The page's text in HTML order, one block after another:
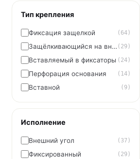
Тип крепления
Фиксация защелкой (64)
Защёлкивающийся на внешн. сторону (29)
Вставляемый в фиксаторы (24)
Перфорация основания (14)
Вставной (9)
Исполнение
Внешний угол (37)
Фиксированный (29)